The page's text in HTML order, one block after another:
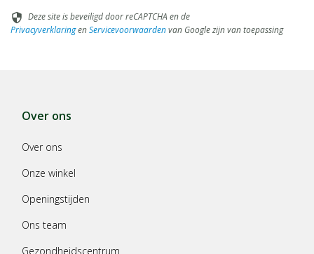
security Deze site is beveiligd door reCAPTCHA en de
PrivacyverklaringenServicevoorwaardenvan Google zijn van toepassing
Over ons
Over ons
Onze winkel
Openingstijden
Ons team
Gezondheidscentrum